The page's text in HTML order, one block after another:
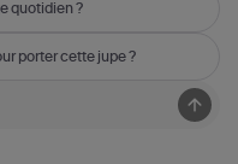
quotidien ?
porter cette jupe ?